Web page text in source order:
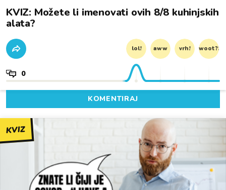
KVIZ: Možete li imenovati ovih 8/8 kuhinjskih
alata?
lol! aww vrh! woot?!
0
KOMENTIRAJ
KVIZ